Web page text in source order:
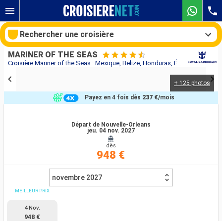
Croisière Mariner of the Seas : Mexique, Belize, Honduras, États-Unis au départ de Nouvelle-Orleans
MARINER OF THE SEAS
+ 125 photos
Départ de Nouvelle-Orleans
jeu. 04 nov. 2027
dès
948 €
Payez en 4 fois dès 237 €/mois
novembre 2027
MEILLEUR PRIX
4 Nov.
948 €
Rechercher une croisière
Compagnies
Rechercher